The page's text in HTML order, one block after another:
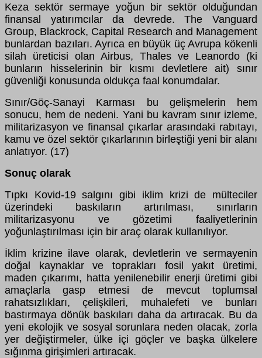
Keza sektör sermaye yoğun bir sektör olduğundan
finansal yatırımcılar da devrede. The Vanguard
Group, Blackrock, Capital Research and Management
bunlardan bazıları. Ayrıca en büyük üç Avrupa kökenli
silah üreticisi olan Airbus, Thales ve Leanordo (ki
bunların hisselerinin bir kısmı devletlere ait) sınır
güvenliği konusunda oldukça faal konumdalar.
Sınır/Göç-Sanayi Karması bu gelişmelerin hem
sonucu, hem de nedeni. Yani bu kavram sınır izleme,
militarizasyon ve finansal çıkarlar arasındaki rabıtayı,
kamu ve özel sektör çıkarlarının birleştiği yeni bir alanı
anlatıyor. (17)
Sonuç olarak
Tıpkı Kovid-19 salgını gibi iklim krizi de mülteciler
üzerindeki baskıların artırılması, sınırların
militarizasyonu ve gözetimi faaliyetlerinin
yoğunlaştırılması için bir araç olarak kullanılıyor.
İklim krizine ilave olarak, devletlerin ve sermayenin
doğal kaynaklar ve toprakları fosil yakıt üretimi,
maden çıkarımı, hatta yenilenebilir enerji üretimi gibi
amaçlarla gasp etmesi de mevcut toplumsal
rahatsızlıkları, çelişkileri, muhalefeti ve bunları
bastırmaya dönük baskıları daha da artıracak. Bu da
yeni ekolojik ve sosyal sorunlara neden olacak, zorla
yer değiştirmeler, ülke içi göçler ve başka ülkelere
sığınma girişimleri artıracak.